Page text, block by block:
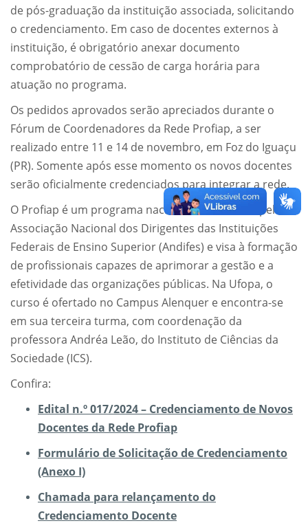
de pós-graduação da instituição associada, solicitando
o credenciamento. Em caso de docentes externos à
instituição, é obrigatório anexar documento
comprobatório de cessão de carga horária para
atuação no programa.
Os pedidos aprovados serão apreciados durante o
Fórum de Coordenadores da Rede Profiap, a ser
realizado entre 11 e 14 de novembro, em Foz do Iguaçu
(PR). Somente após esse momento os novos docentes
serão oficialmente credenciados para integrar a rede.
O Profiap é um programa nacional coordenado pela
Associação Nacional dos Dirigentes das Instituições
Federais de Ensino Superior (Andifes) e visa à formação
de profissionais capazes de aprimorar a gestão e a
efetividade das organizações públicas. Na Ufopa, o
curso é ofertado no Campus Alenquer e encontra-se
em sua terceira turma, com coordenação da
professora Andréa Leão, do Instituto de Ciências da
Sociedade (ICS).
Confira:
Edital n.º 017/2024 – Credenciamento de Novos
Docentes da Rede Profiap
Formulário de Solicitação de Credenciamento
(Anexo I)
Chamada para relançamento do
Credenciamento Docente